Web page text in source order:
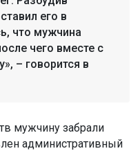
его в
что мужчина
чего вместе с
– говорится в
мужчину забрали
административный